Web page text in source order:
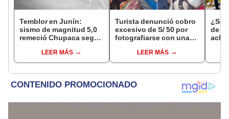
Temblor en Junín:
sismo de magnitud 5,0
remeció Chupaca según
LEER MÁS
Turista denunció cobro
excesivo de S/ 50 por
fotografiarse con una
Serenazgo recuperó el
dinero
LEER MÁS
¿Se
de